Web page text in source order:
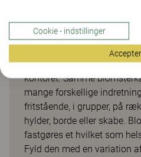
nemt at skabe fleksible og
som bidrager til et sundt
inspiration, livslyst og et
fleksibel og hyggelig
kontoret. Samme
mange forskellige
fritstående, i grupper, på
hylder, borde eller skabe.
fastgøres et hvilket som
Fyld den med en variation
Cookie - indstillinger